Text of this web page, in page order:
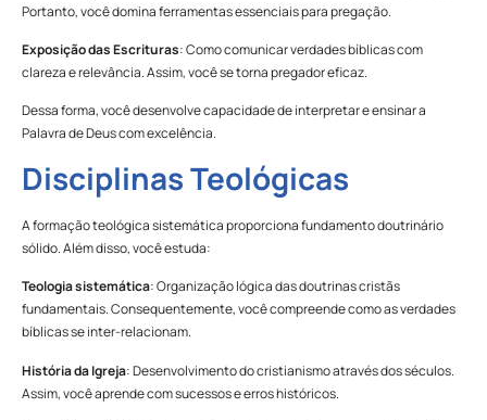
Portanto, você domina ferramentas essenciais para pregação.
Exposição das Escrituras: Como comunicar verdades bíblicas com
clareza e relevância. Assim, você se torna pregador eficaz.
Dessa forma, você desenvolve capacidade de interpretar e ensinar a
Palavra de Deus com excelência.
Disciplinas Teológicas
A formação teológica sistemática proporciona fundamento doutrinário
sólido. Além disso, você estuda:
Teologia sistemática: Organização lógica das doutrinas cristãs
fundamentais. Consequentemente, você compreende como as verdades
bíblicas se inter-relacionam.
História da Igreja: Desenvolvimento do cristianismo através dos séculos.
Assim, você aprende com sucessos e erros históricos.